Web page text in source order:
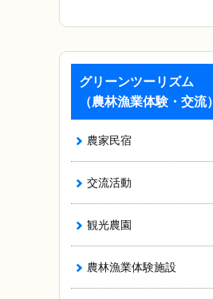
グリーンツーリズム
（農林漁業体験・交流）
農家民宿
交流活動
観光農園
農林漁業体験施設